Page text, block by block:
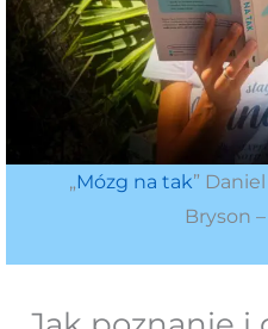
„Mózg na tak”
Bryson